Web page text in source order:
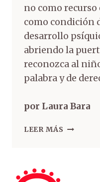
no como
como condición
desarrollo
abriendo la
reconozca al
palabra y de
por Laura Bara
LEER MÁS